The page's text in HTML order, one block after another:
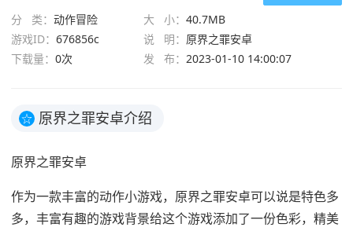
分 类： 动作冒险 大 小： 40.7MB
游戏ID： 676856c 说 明： 原界之罪安卓
下载量： 0次 发 布： 2023-01-10 14:00:07
☆ 原界之罪安卓介绍
原界之罪安卓
作为一款丰富的动作小游戏，原界之罪安卓可以说是特色多
多，丰富有趣的游戏背景给这个游戏添加了一份色彩，精美